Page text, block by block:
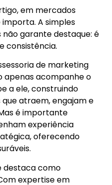
em mercados
A simples
garante destaque: é
consistência.
de marketing
apenas acompanhe o
a ele, construindo
atraem, engajam e
é importante
experiência
oferecendo
destaca como
expertise em